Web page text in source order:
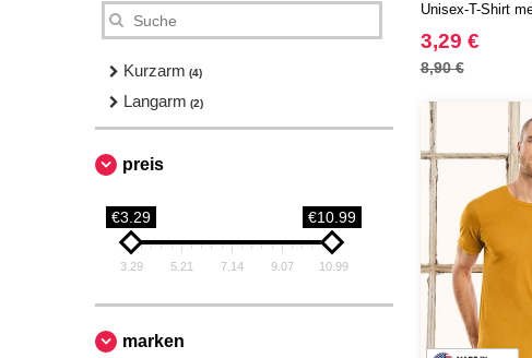
Kurzarm (4)
Langarm (2)
preis
€3.29 €10.99
3.29 5.21 7.14 9.07 10.99
marken
Unisex-T-Shirt
3,29 €
8,90 €